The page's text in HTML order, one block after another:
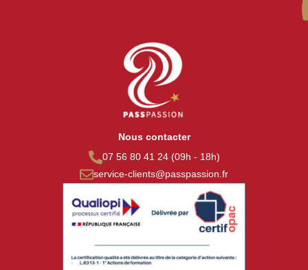
Nous contacter
07 56 80 41 24 (09h - 18h)
service-clients@passpassion.fr